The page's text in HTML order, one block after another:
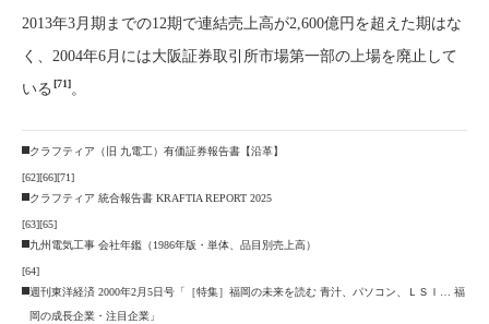
2013年3月期までの12期で連結売上高が2,600億円を超えた期はな
く、2004年6月には大阪証券取引所市場第一部の上場を廃止して
いる [71]。
クラフティア（旧 九電工）有価証券報告書【沿革】
[62][66][71]
クラフティア 統合報告書 KRAFTIA REPORT 2025
[63][65]
九州電気工事 会社年鑑（1986年版・単体、品目別売上高）
[64]
週刊東洋経済 2000年2月5日号「［特集］福岡の未来を読む 青汁、パソコン、ＬＳＩ… 福
岡の成長企業・注目企業」